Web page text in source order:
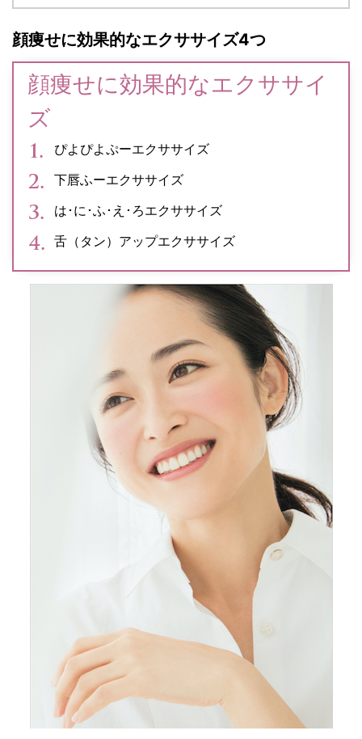
顔痩せに効果的なエクササイズ4つ
顔痩せに効果的なエクササイ
ズ
ぴよぴよぷーエクササイズ
下唇ふーエクササイズ
は･に･ふ･え･ろエクササイズ
舌（タン）アップエクササイズ